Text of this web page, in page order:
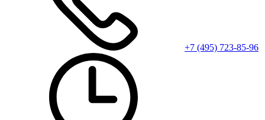
+7 (495) 723-85-96